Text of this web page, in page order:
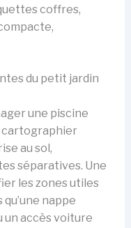
coffres,
du petit jardin
une piscine
cartographier
au sol,
séparatives. Une
les zones utiles
nappe
un accès voiture